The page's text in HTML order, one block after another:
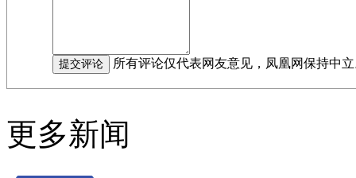
所有评论仅代表网友意见，凤凰网保持中
更多新闻